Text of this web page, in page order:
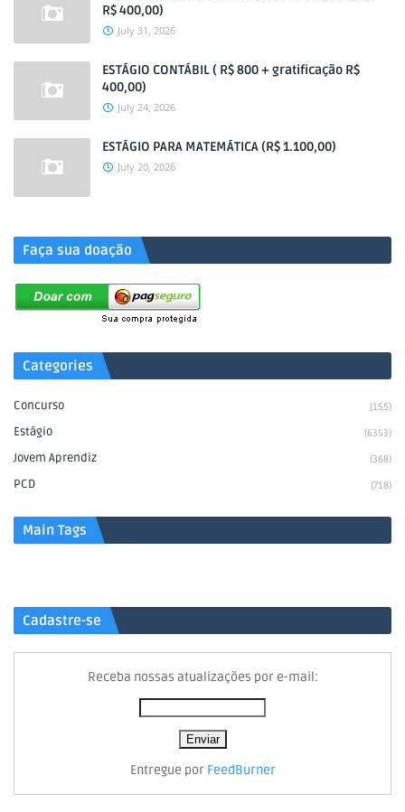
R$ 400,00)
July 31, 2026
ESTÁGIO CONTÁBIL ( R$ 800 + gratificação R$
400,00)
July 24, 2026
ESTÁGIO PARA MATEMÁTICA (R$ 1.100,00)
July 20, 2026
Faça sua doação
Categories
Concurso (155)
Estágio (6353)
Jovem Aprendiz (368)
PCD (718)
Main Tags
Cadastre-se
Receba nossas atualizações por e-mail:
Entregue por FeedBurner